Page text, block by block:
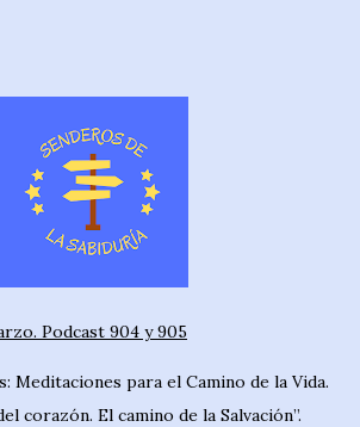
Podcast 904 y 905
Meditaciones para el Camino de la Vida.
corazón. El camino de la Salvación”.